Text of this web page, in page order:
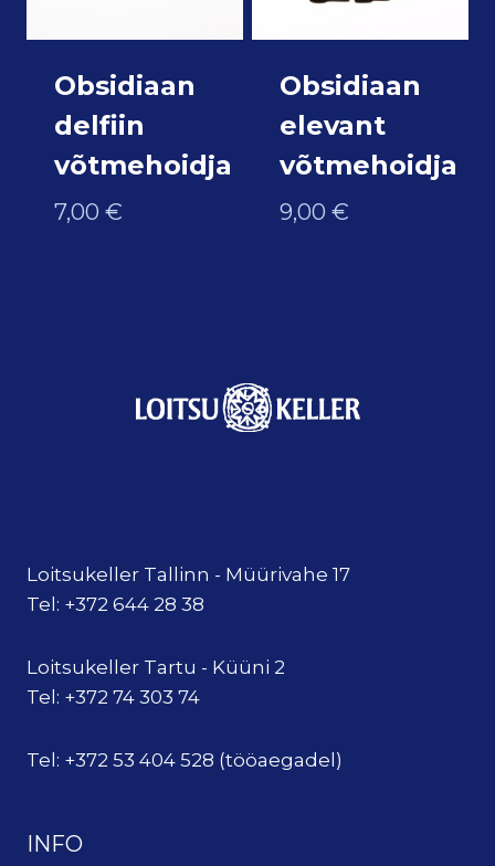
Obsidiaan
delfiin
võtmehoidja
7,00 €
Obsidiaan
elevant
võtmehoidja
9,00 €
Loitsukeller Tallinn - Müürivahe 17
Tel: +372 644 28 38
Loitsukeller Tartu - Küüni 2
Tel: +372 74 303 74
Tel: +372 53 404 528 (tööaegadel)
INFO